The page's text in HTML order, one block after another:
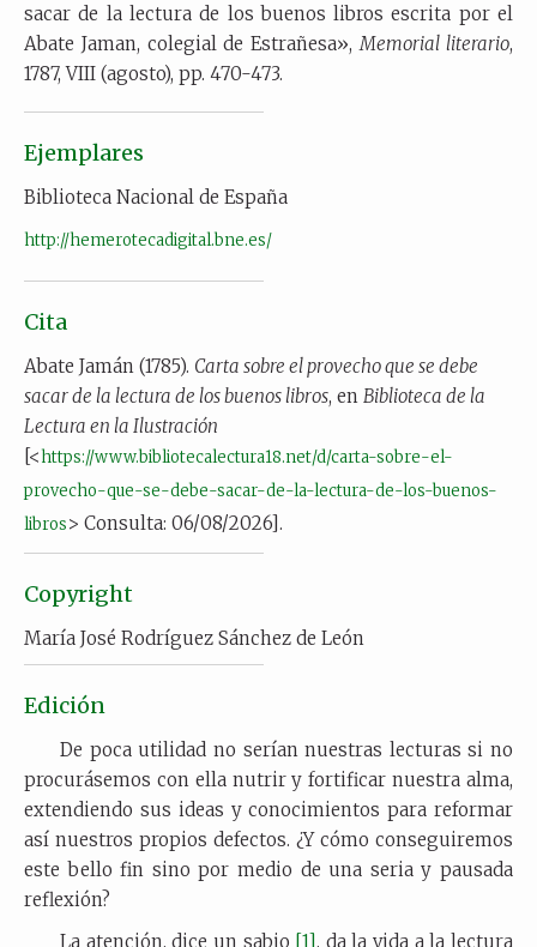
sacar de la lectura de los buenos libros escrita por el
Abate Jaman, colegial de Estrañesa», Memorial literario,
1787, VIII (agosto), pp. 470-473.
Ejemplares
Biblioteca Nacional de España
http://hemerotecadigital.bne.es/
Cita
Abate Jamán (1785). Carta sobre el provecho que se debe
sacar de la lectura de los buenos libros, en Biblioteca de la
Lectura en la Ilustración
[<https://www.bibliotecalectura18.net/d/carta-sobre-el-
provecho-que-se-debe-sacar-de-la-lectura-de-los-buenos-
libros> Consulta: 06/08/2026].
Copyright
María José Rodríguez Sánchez de León
Edición
De poca utilidad no serían nuestras lecturas si no
procurásemos con ella nutrir y fortificar nuestra alma,
extendiendo sus ideas y conocimientos para reformar
así nuestros propios defectos. ¿Y cómo conseguiremos
este bello fin sino por medio de una seria y pausada
reflexión?
La atención, dice un sabio [1], da la vida a la lectura